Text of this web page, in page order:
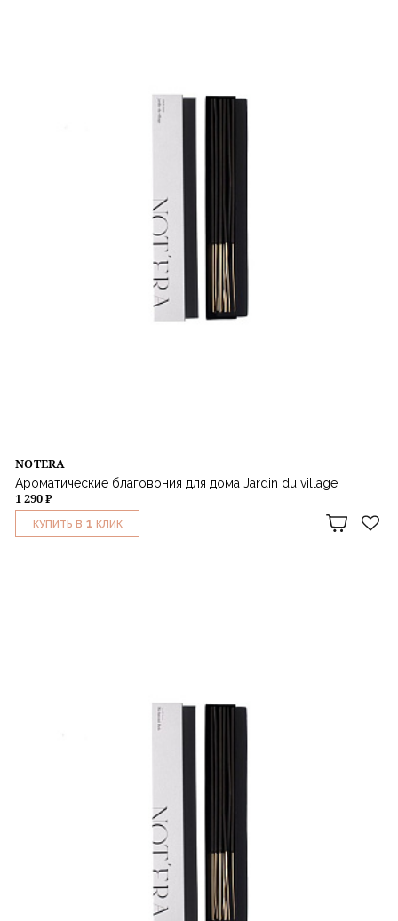
NOTERA
Ароматические благовония для дома Jardin du village
1 290 ₽
КУПИТЬ В 1 КЛИК